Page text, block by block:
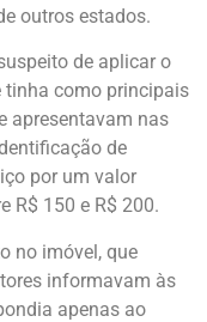
outros estados.
de aplicar o
tinha como principais
apresentavam nas
de
por um valor
R$ 150 e R$ 200.
no imóvel, que
informavam às
apenas ao